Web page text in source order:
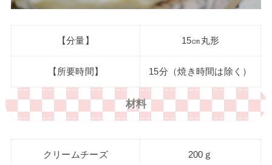
【分量】 15㎝丸形
【所要時間】 15分（焼き時間は除く）
材料
クリームチーズ 200ｇ